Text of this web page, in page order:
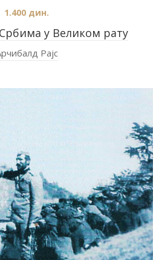
у Великом рату
1.400 дин.
Рајс